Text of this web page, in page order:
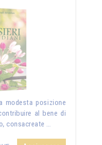
modesta posizione
al bene di
consacreate …